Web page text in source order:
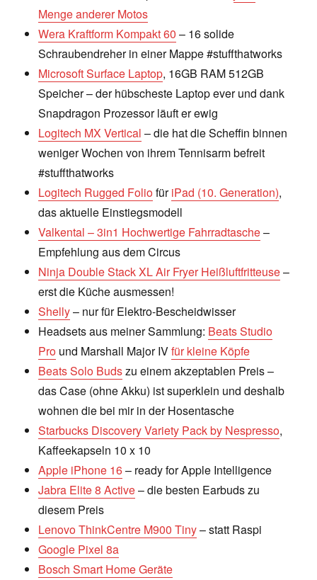
Menge anderer Motos
Wera Kraftform Kompakt 60 – 16 solide
Schraubendreher in einer Mappe #stuffthatworks
Microsoft Surface Laptop, 16GB RAM 512GB
Speicher – der hübscheste Laptop ever und dank
Snapdragon Prozessor läuft er ewig
Logitech MX Vertical – die hat die Scheffin binnen
weniger Wochen von ihrem Tennisarm befreit
#stuffthatworks
Logitech Rugged FoliofüriPad (10. Generation),
das aktuelle Einstiegsmodell
Valkental – 3in1 Hochwertige Fahrradtasche–
Empfehlung aus dem Circus
Ninja Double Stack XL Air Fryer Heißluftfritteuse–
erst die Küche ausmessen!
Shelly– nur für Elektro-Bescheidwisser
Headsets aus meiner Sammlung: Beats Studio
Pro und Marshall Major IVfür kleine Köpfe
Beats Solo Budszu einem akzeptablen Preis –
das Case (ohne Akku) ist superklein und deshalb
wohnen die bei mir in der Hosentasche
Starbucks Discovery Variety Pack by Nespresso,
Kaffeekapseln 10 x 10
Apple iPhone 16– ready for Apple Intelligence
Jabra Elite 8 Active– die besten Earbuds zu
diesem Preis
Lenovo ThinkCentre M900 Tiny– statt Raspi
Google Pixel 8a
Bosch Smart Home Geräte